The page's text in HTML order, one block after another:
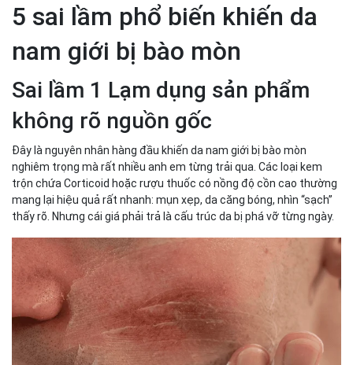
5 sai lầm phổ biến khiến da
nam giới bị bào mòn
Sai lầm 1 Lạm dụng sản phẩm
không rõ nguồn gốc
Đây là nguyên nhân hàng đầu khiến da nam giới bị bào mòn
nghiêm trọng mà rất nhiều anh em từng trải qua. Các loại kem
trộn chứa Corticoid hoặc rượu thuốc có nồng độ cồn cao thường
mang lại hiệu quả rất nhanh: mụn xẹp, da căng bóng, nhìn “sạch”
thấy rõ. Nhưng cái giá phải trả là cấu trúc da bị phá vỡ từng ngày.